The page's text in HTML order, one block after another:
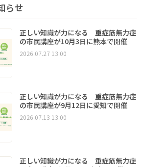
らせ
正しい知識が力になる 重症筋無力症
の市民講座が10月3日に熊本で開催
2026.07.27 13:00
正しい知識が力になる 重症筋無力症
の市民講座が9月12日に愛知で開催
2026.07.13 13:00
正しい知識が力になる 重症筋無力症